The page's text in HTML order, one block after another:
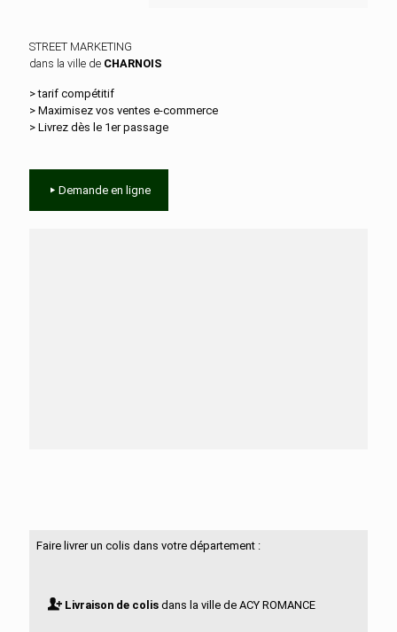
STREET MARKETING
dans la ville de CHARNOIS
> tarif compétitif
> Maximisez vos ventes e‑commerce
> Livrez dès le 1er passage
Demande en ligne
Faire livrer un colis dans votre département :
Livraison de colisdans la ville de ACY ROMANCE